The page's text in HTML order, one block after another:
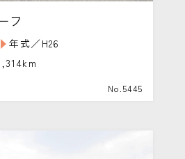
フ
年式／H26
No.5445